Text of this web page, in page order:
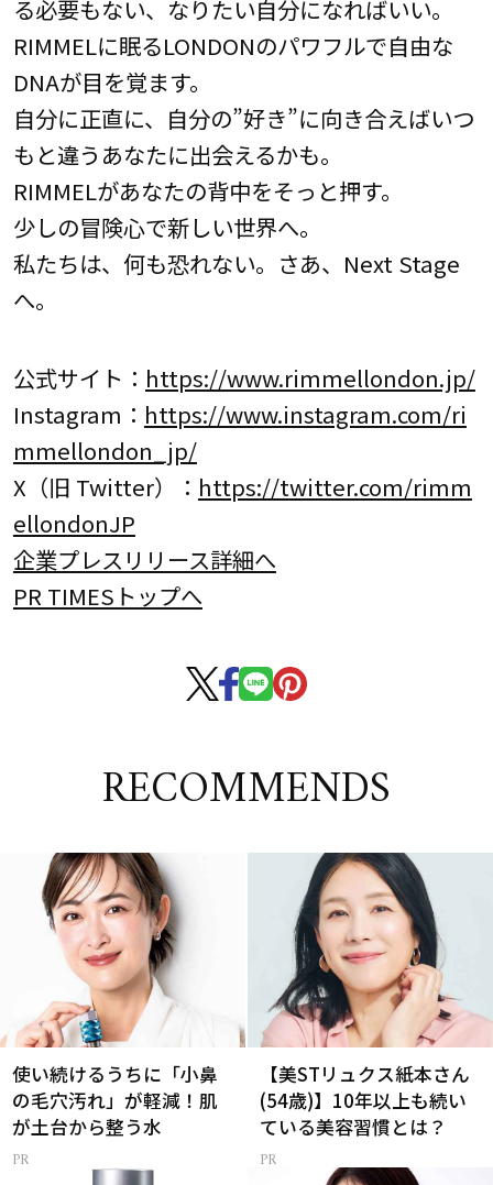
る必要もない、なりたい自分になればいい。
RIMMELに眠るLONDONのパワフルで自由な
DNAが目を覚ます。
自分に正直に、自分の”好き”に向き合えばいつ
もと違うあなたに出会えるかも。
RIMMELがあなたの背中をそっと押す。
少しの冒険心で新しい世界へ。
私たちは、何も恐れない。さあ、Next Stage
へ。
公式サイト： https://www.rimmellondon.jp/
Instagram： https://www.instagram.com/ri
mmellondon_jp/
X（旧 Twitter）： https://twitter.com/rimm
ellondonJP
企業プレスリリース詳細へ
PR TIMESトップへ
RECOMMENDS
使い続けるうちに「小鼻
の毛穴汚れ」が軽減！肌
が土台から整う水
【美STリュクス紙本さん
(54歳)】10年以上も続い
ている美容習慣とは？